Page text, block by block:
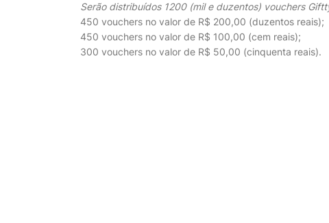
Serão distribuídos 1200 (mil e duzentos) vouchers
450 vouchers no valor de R$ 200,00 (duzentos reais);
450 vouchers no valor de R$ 100,00 (cem reais);
300 vouchers no valor de R$ 50,00 (cinquenta reais).